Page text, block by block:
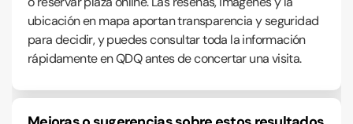
ubicación en mapa aportan transparencia y seguridad
para decidir, y puedes consultar toda la información
rápidamente en QDQ antes de concertar una visita.